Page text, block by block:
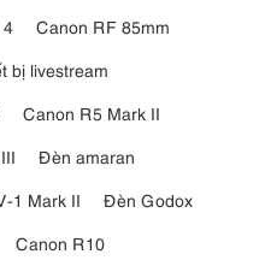
4
Canon RF 85mm
bị livestream
Canon R5 Mark II
Đèn amaran
1 Mark II
Đèn Godox
Canon R10